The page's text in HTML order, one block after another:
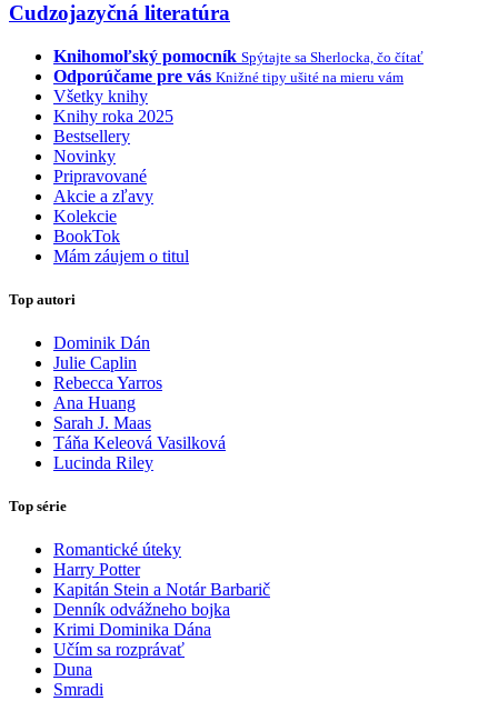
Cudzojazyčná literatúra
Knihomoľský pomocník Spýtajte sa Sherlocka, čo čítať
Odporúčame pre vás Knižné tipy ušité na mieru vám
Všetky knihy
Knihy roka 2025
Bestsellery
Novinky
Pripravované
Akcie a zľavy
Kolekcie
BookTok
Mám záujem o titul
Top autori
Dominik Dán
Julie Caplin
Rebecca Yarros
Ana Huang
Sarah J. Maas
Táňa Keleová Vasilková
Lucinda Riley
Top série
Romantické úteky
Harry Potter
Kapitán Stein a Notár Barbarič
Denník odvážneho bojka
Krimi Dominika Dána
Učím sa rozprávať
Duna
Smradi